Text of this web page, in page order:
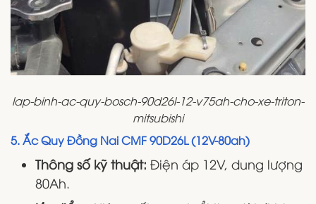
lap-binh-ac-quy-bosch-90d26l-12-v75ah-cho-xe-triton-
mitsubishi
5. Ắc Quy Đồng Nai CMF 90D26L (12V-80ah)
Thông số kỹ thuật: Điện áp 12V, dung lượng
80Ah.